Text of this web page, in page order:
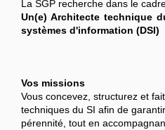
La SGP recherche dans le
Un(e) Architecte technique
systèmes d'information (DSI)
Vos missions
Vous concevez, structurez et
techniques du SI afin de
pérennité, tout en